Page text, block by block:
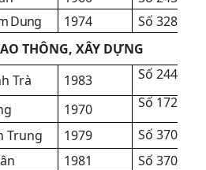
Dung 1974 Số3285
THÔNG, XÂY DỰNG
Trà 1983 Số 2445/
1970
Số 1720/
Trung 1979 Số370
1981 Số370